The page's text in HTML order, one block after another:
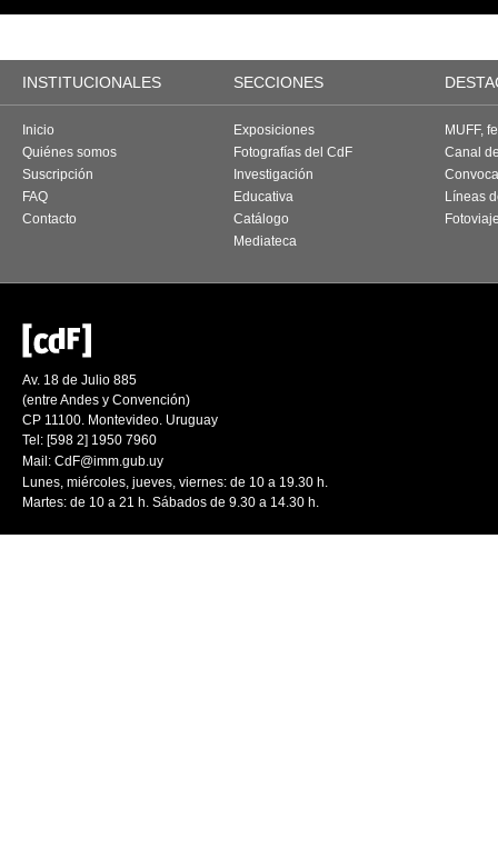
INSTITUCIONALES SECCIONES
Inicio
Quiénes somos
Suscripción
FAQ
Contacto
Exposiciones
Fotografías del CdF
Investigación
Educativa
Catálogo
Mediateca
MUFF,
Canal
Líneas
Av. 18 de Julio 885
(entre Andes y Convención)
CP 11100. Montevideo. Uruguay
Tel: [598 2] 1950 7960
Mail: CdF@imm.gub.uy
Lunes, miércoles, jueves, viernes: de 10 a 19.30 h.
Martes: de 10 a 21 h. Sábados de 9.30 a 14.30 h.